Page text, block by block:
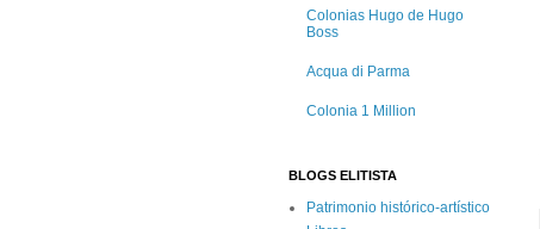
Colonias Hugo de Hugo
Boss
Acqua di Parma
Colonia 1 Million
BLOGS ELITISTA
Patrimonio histórico-artístico